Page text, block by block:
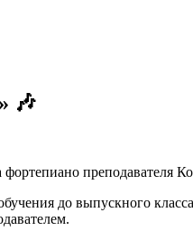
🎶
преподавателя
до выпускного